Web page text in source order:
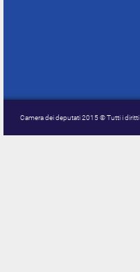
Camera dei deputati 2015 © Tutti i diritti